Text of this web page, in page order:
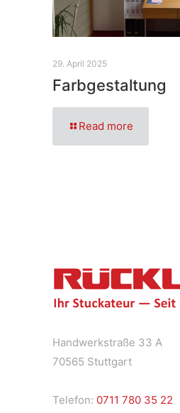
29. April 2025
Farbgestaltung
Read more
Handwerkstraße 33 A
70565 Stuttgart
Telefon: 0711 780 35 22